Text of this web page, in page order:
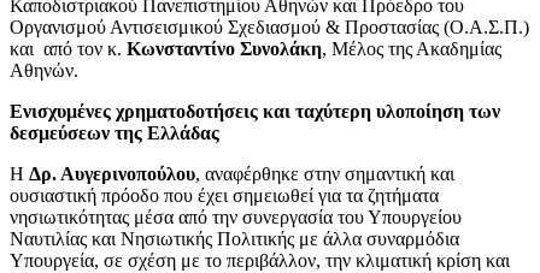
Καποδιστριακού Πανεπιστημίου Αθηνών και Πρόεδρο του
Οργανισμού Αντισεισμικού Σχεδιασμού & Προστασίας (Ο.Α.Σ.Π.)
και από τον κ. Κωνσταντίνο Συνολάκη, Μέλος της Ακαδημίας
Αθηνών.
Ενισχυμένες χρηματοδοτήσεις και ταχύτερη υλοποίηση των
δεσμεύσεων της Ελλάδας
Η Δρ. Αυγερινοπούλου, αναφέρθηκε στην σημαντική και
ουσιαστική πρόοδο που έχει σημειωθεί για τα ζητήματα
νησιωτικότητας μέσα από την συνεργασία του Υπουργείου
Ναυτιλίας και Νησιωτικής Πολιτικής με άλλα συναρμόδια
Υπουργεία, σε σχέση με το περιβάλλον, την κλιματική κρίση και